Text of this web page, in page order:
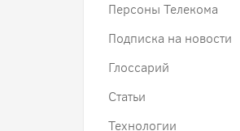
Персоны Телекома
Подписка на новости
Глоссарий
Статьи
Технологии